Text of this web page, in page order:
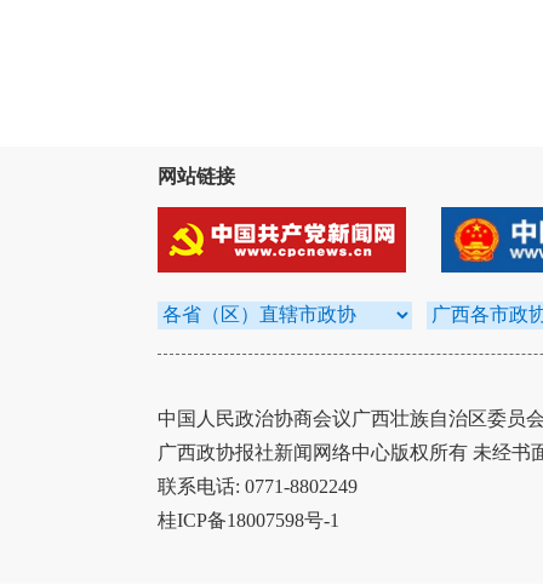
网站链接
中国人民政治协商会议广西壮族自治区委员
广西政协报社新闻网络中心版权所有 未经书
联系电话: 0771-8802249
桂ICP备18007598号-1